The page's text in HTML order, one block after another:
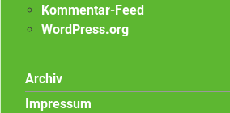
Kommentar-Feed
WordPress.org
Archiv
Impressum